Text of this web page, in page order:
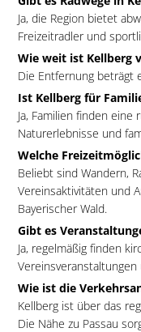
Ja, die Region bietet
Freizeitradler und
Wie weit ist Kellberg
Die Entfernung beträgt
Ist Kellberg für
Ja, Familien finden eine
Naturerlebnisse und
Welche
Beliebt sind Wandern,
Vereinsaktivitäten und
Bayerischer Wald.
Gibt es
Ja, regelmäßig finden
Wie ist die
Kellberg ist über das
Die Nähe zu Passau